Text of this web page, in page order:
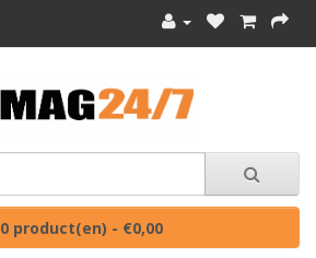
0 product(en) - €0,00